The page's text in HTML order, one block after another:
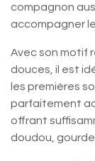
compagnon
accompagner
Avec son motif
douces, il est
les premières
parfaitement
offrant
doudou,